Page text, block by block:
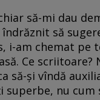
să-mi dau
să
i-am chemat pe
Ce scriitoare?
să-și vîndă
nu cum